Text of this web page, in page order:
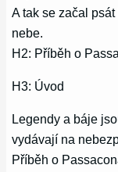
A tak se začal
nebe.
H2: Příběh o
H3: Úvod
Legendy a báje
vydávají na
Příběh o